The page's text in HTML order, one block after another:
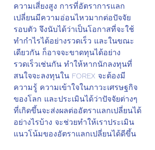
ความเสี่ยงสูง การที่อัตราการแลก
เปลี่ยนมีความอ่อนไหวมากต่อปัจจัย
รอบตัว จึงนับได้ว่าเป็นโอกาสที่จะใช้
ทำกำไรได้อย่างรวดเร็ว และในขณะ
เดียวกัน ก็อาจจะขาดทุนได้อย่าง
รวดเร็วเช่นกัน ทำให้หากนักลงทุนที่
สนใจจะลงทุนใน FOREX จะต้องมี
ความรู้ ความเข้าใจในภาวะเศรษฐกิจ
ของโลก และประเมินได้ว่าปัจจัยต่างๆ
ที่เกิดขึ้นจะส่งผลต่ออัตราแลกเปลี่ยนได้
อย่างไรบ้าง จะช่วยทำให้เราประเมิน
แนวโน้มของอัตราแลกเปลี่ยนได้ดีขึ้น